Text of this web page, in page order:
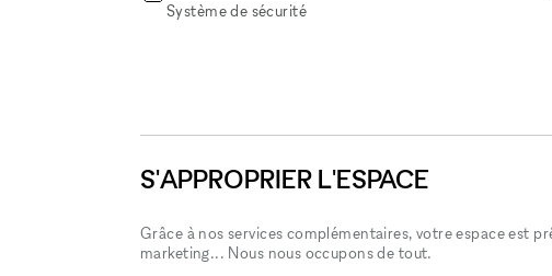
Système de sécurité
S'APPROPRIER L'ESPACE
Grâce à nos services complémentaires, votre espace est
marketing... Nous nous occupons de tout.